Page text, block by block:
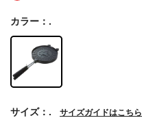
カラー：.
サイズ：. サイズガイドはこちら